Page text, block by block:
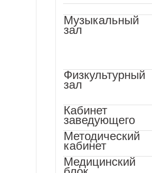
Музыкальный
зал
Физкультурный
зал
Кабинет
заведующего
Методический
кабинет
Медицинский